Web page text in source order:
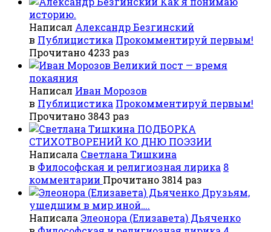
историю.
Написал Александр Безгинский
в Публицистика Прокомментируй первым!
Прочитано 4233 раз
Великий пост — время
покаяния
Написал Иван Морозов
в Публицистика Прокомментируй первым!
Прочитано 3843 раз
ПОДБОРКА
СТИХОТВОРЕНИЙ КО ДНЮ ПОЭЗИИ
Написала Светлана Тишкина
в Философская и религиозная лирика 8
комментарии Прочитано 3814 раз
Друзьям,
ушедшим в мир иной….
Написала Элеонора (Елизавета) Дьяченко